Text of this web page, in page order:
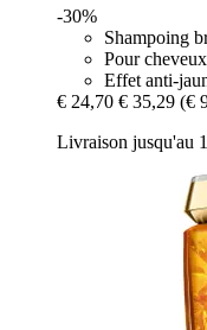
-30%
Shampoing
Pour
Effet anti-
€ 24,70 € 35,29 (€
Livraison jusqu'au